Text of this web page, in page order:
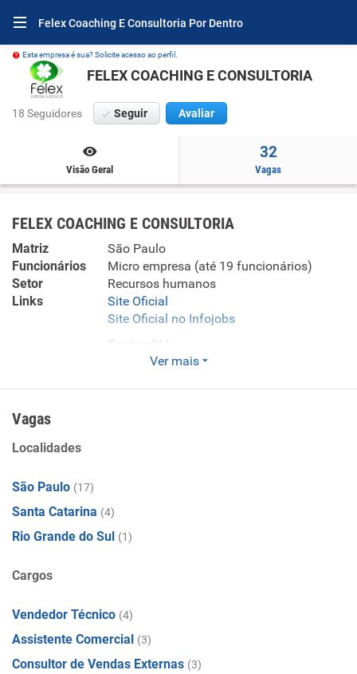
Felex Coaching E Consultoria Por Dentro
Esta empresa é sua? Solicite acesso ao perfil.
FELEX COACHING E CONSULTORIA
18 Seguidores Seguir Avaliar
Visão Geral
32
Vagas
FELEX COACHING E CONSULTORIA
Matriz
São Paulo
Funcionários
Micro empresa (até 19 funcionários)
Setor
Recursos humanos
Links
Site Oficial
Site Oficial no Infojobs
Enviar CV
Ver mais
Vagas
Localidades
São Paulo (17)
Santa Catarina (4)
Rio Grande do Sul (1)
Cargos
Vendedor Técnico (4)
Assistente Comercial (3)
Consultor de Vendas Externas (3)